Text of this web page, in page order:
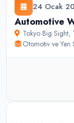
24 Ocak
Automotive
Tokyo Big Sight,
Otomotiv ve Yan